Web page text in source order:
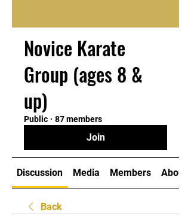
Novice Karate
Group (ages 8 &
up)
Public · 87 members
Join
Discussion Media Members About
Back